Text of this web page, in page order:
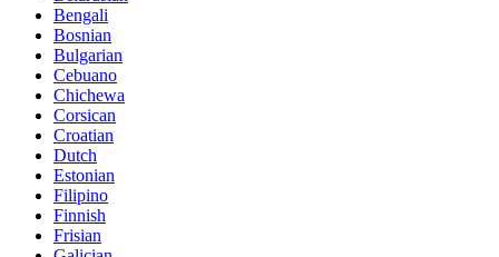
Bengali
Bosnian
Bulgarian
Cebuano
Chichewa
Corsican
Croatian
Dutch
Estonian
Filipino
Finnish
Frisian